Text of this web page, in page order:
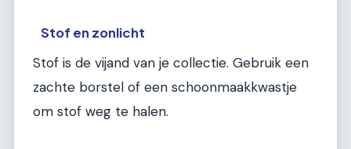
Stof en zonlicht
Stof is de vijand van je collectie. Gebruik een
zachte borstel of een schoonmaakkwastje
om stof weg te halen.